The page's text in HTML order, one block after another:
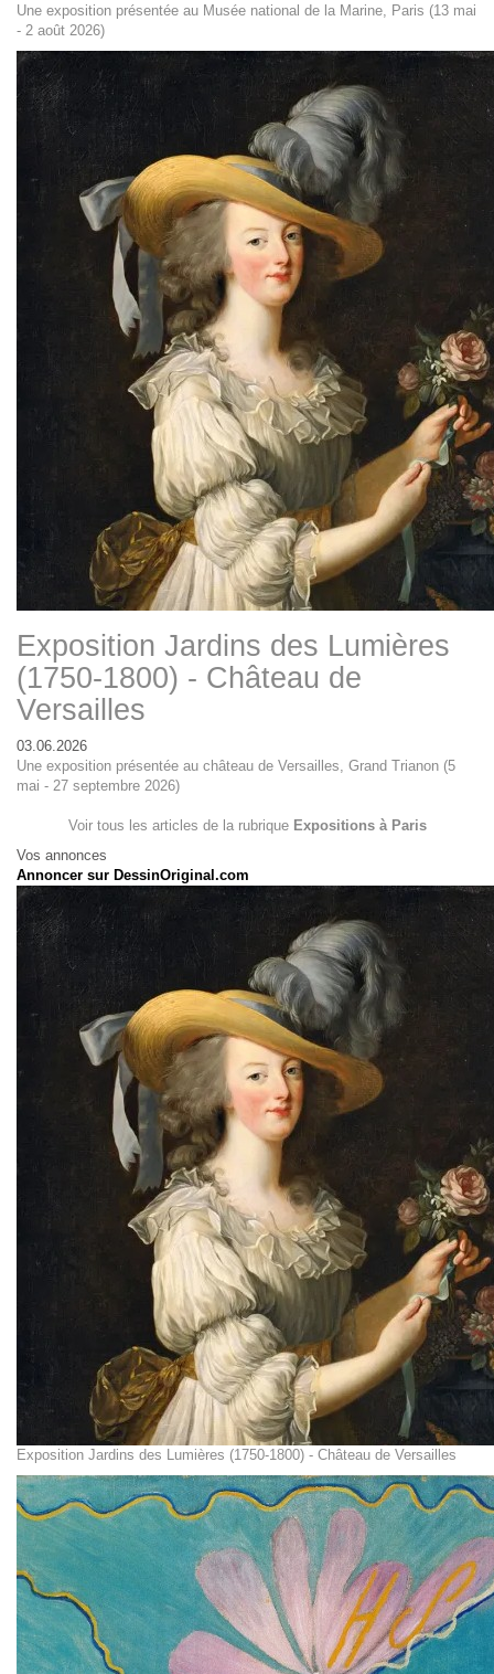
Une exposition présentée au Musée national de la Marine, Paris (13 mai
- 2 août 2026)
Exposition Jardins des Lumières
(1750-1800) - Château de
Versailles
03.06.2026
Une exposition présentée au château de Versailles, Grand Trianon (5
mai - 27 septembre 2026)
Voir tous les articles de la rubrique Expositions à Paris
Vos annonces
Annoncer sur DessinOriginal.com
Exposition Jardins des Lumières (1750-1800) - Château de Versailles